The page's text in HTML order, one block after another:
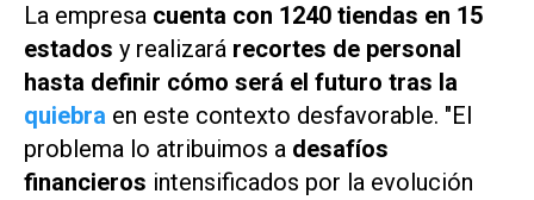
La empresa cuenta con 1240 tiendas en 15
estados y realizará recortes de personal
hasta definir cómo será el futuro tras la
quiebra en este contexto desfavorable. "El
problema lo atribuimos a desafíos
financieros intensificados por la evolución